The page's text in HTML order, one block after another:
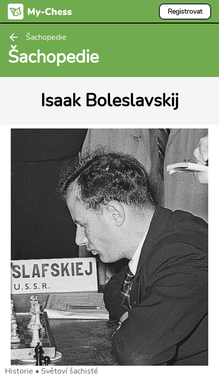
Registrovat
Šachopedie
Šachopedie
Isaak Boleslavskij
Historie • Světoví šachisté